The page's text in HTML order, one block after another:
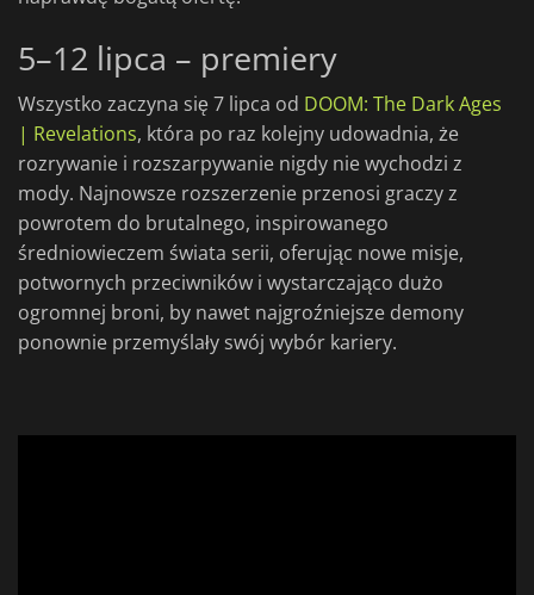
5–12 lipca – premiery
Wszystko zaczyna się 7 lipca od DOOM: The Dark Ages
| Revelations, która po raz kolejny udowadnia, że
rozrywanie i rozszarpywanie nigdy nie wychodzi z
mody. Najnowsze rozszerzenie przenosi graczy z
powrotem do brutalnego, inspirowanego
średniowieczem świata serii, oferując nowe misje,
potwornych przeciwników i wystarczająco dużo
ogromnej broni, by nawet najgroźniejsze demony
ponownie przemyślały swój wybór kariery.